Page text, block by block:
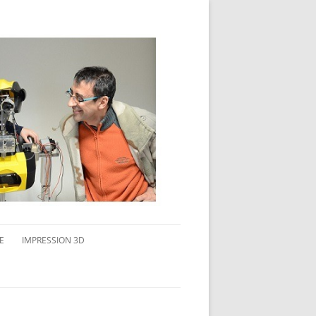
IMPRESSION 3D